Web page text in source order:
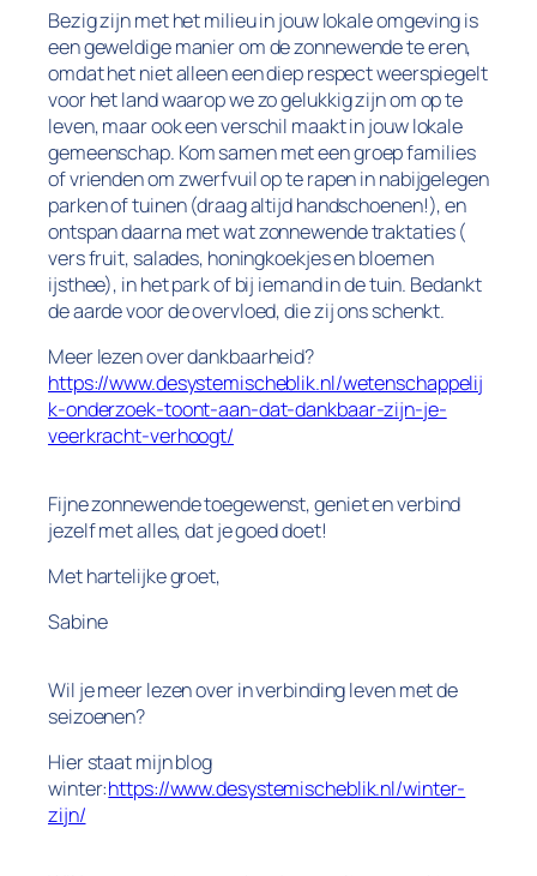
Bezig zijn met het milieu in jouw lokale omgeving is
een geweldige manier om de zonnewende te eren,
omdat het niet alleen een diep respect weerspiegelt
voor het land waarop we zo gelukkig zijn om op te
leven, maar ook een verschil maakt in jouw lokale
gemeenschap. Kom samen met een groep families
of vrienden om zwerfvuil op te rapen in nabijgelegen
parken of tuinen (draag altijd handschoenen!), en
ontspan daarna met wat zonnewende traktaties (
vers fruit, salades, honingkoekjes en bloemen
ijsthee), in het park of bij iemand in de tuin. Bedankt
de aarde voor de overvloed, die zij ons schenkt.
Meer lezen over dankbaarheid?
https://www.desystemischeblik.nl/wetenschappelij
k-onderzoek-toont-aan-dat-dankbaar-zijn-je-
veerkracht-verhoogt/
Fijne zonnewende toegewenst, geniet en verbind
jezelf met alles, dat je goed doet!
Met hartelijke groet,
Sabine
Wil je meer lezen over in verbinding leven met de
seizoenen?
Hier staat mijn blog
winter:https://www.desystemischeblik.nl/winter-
zijn/